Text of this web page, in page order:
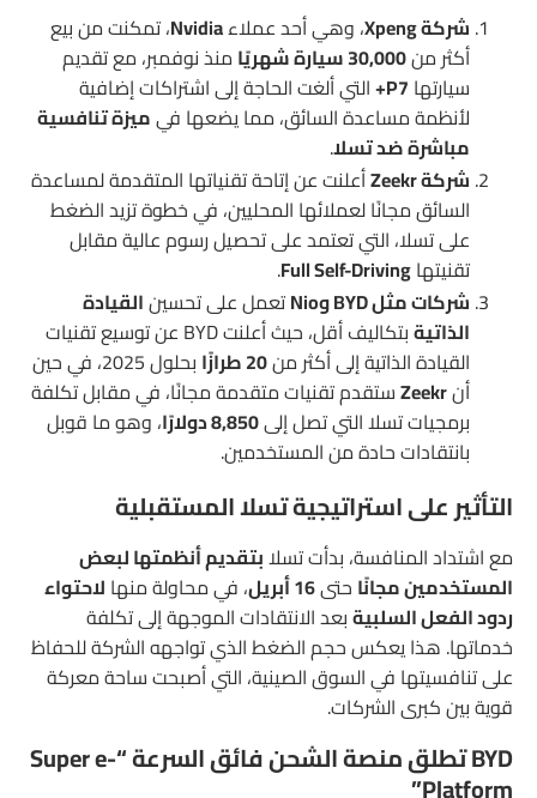
شركة Xpeng ، وهي أحد عملاءNvidia، تمكنت من بيع
أكثر من30,000 سيارة شهريًا
منذ نوفمبر، مع تقديم
سيارتها P7+ التي ألغت الحاجة إلى اشتراكات إضافية
لأنظمة مساعدة السائق، مما يضعها فيميزة تنافسية
مباشرة ضد تسلا.
شركة Zeekr
أعلنت عن إتاحة تقنياتها المتقدمة لمساعدة
السائق مجانًا لعملائها المحليين، في خطوة تزيد الضغط
على تسلا، التي تعتمد على تحصيل رسوم عالية مقابل
تقنيتهاFull Self-Driving
.
شركات مثل BYD وNio
تعمل على تحسينالقيادة
الذاتية
بتكاليف أقل، حيث أعلنت BYD عن توسيع تقنيات
القيادة الذاتية إلى أكثر من20 طرازًا
بحلول 2025، في حين
أنZeekrستقدم تقنيات متقدمة مجانًا، في مقابل تكلفة
برمجيات تسلا التي تصل إلى8,850 دولارًا
، وهو ما قوبل
بانتقادات حادة من المستخدمين.
التأثير على استراتيجية تسلا المستقبلية
مع اشتداد المنافسة، بدأت تسلابتقديم أنظمتها لبعض
المستخدمين مجانًا حتى16 أبريل ، في محاولة منها لاحتواء
ردود الفعل السلبيةبعد الانتقادات الموجهة إلى تكلفة
خدماتها. هذا يعكس حجم الضغط الذي تواجهه الشركة للحفاظ
على تنافسيتها في السوق الصينية، التي أصبحت ساحة معركة
قوية بين كبرى الشركات.
BYD تطلق منصة الشحن فائق السرعة “Super e-
Platform”